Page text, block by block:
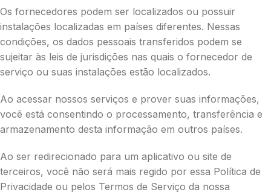
Os fornecedores podem ser localizados ou possuir
instalações localizadas em países diferentes. Nessas
condições, os dados pessoais transferidos podem se
sujeitar às leis de jurisdições nas quais o fornecedor de
serviço ou suas instalações estão localizados.
Ao acessar nossos serviços e prover suas informações,
você está consentindo o processamento, transferência e
armazenamento desta informação em outros países.
Ao ser redirecionado para um aplicativo ou site de
terceiros, você não será mais regido por essa Política de
Privacidade ou pelos Termos de Serviço da nossa